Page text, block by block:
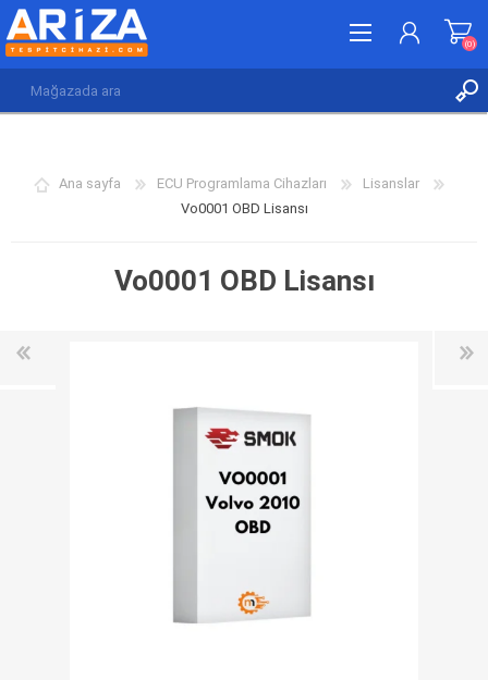
(0)
Ana sayfa ECU Programlama Cihazları
Lisanslar
Vo0001 OBD Lisansı
Vo0001 OBD Lisansı